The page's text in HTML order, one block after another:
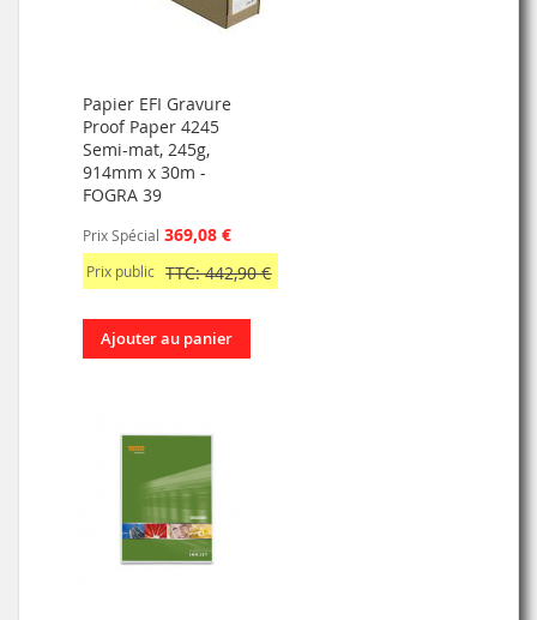
Papier EFI Gravure
Proof Paper 4245
Semi-mat, 245g,
914mm x 30m -
FOGRA 39
Prix Spécial 369,08 €
Prix public TTC: 442,90 €
Ajouter au panier